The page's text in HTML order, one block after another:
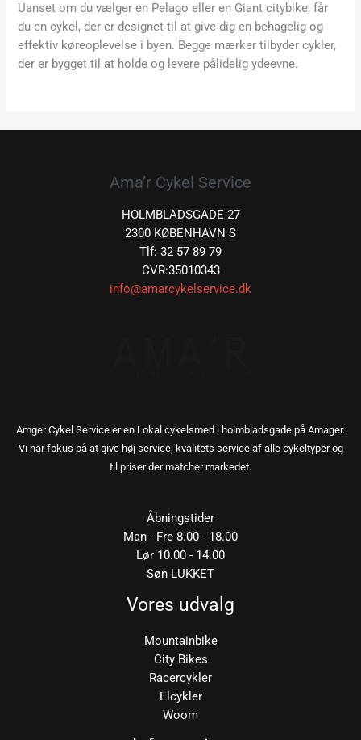
Uanset om du vælger en Pelago eller en Giant citybike, får
du en cykel, der er designet til at give dig en behagelig og
effektiv køreoplevelse i byen. Begge mærker tilbyder cykler,
der er bygget til at holde og levere pålidelig ydeevne.
Ama’r Cykel Service
HOLMBLADSGADE 27
2300 KØBENHAVN S
Tlf: 32 57 89 79
CVR:35010343
info@amarcykelservice.dk
Amger Cykel Service er en Lokal cykelsmed i holmbladsgade på Amager.
Vi har fokus på at give høj service, kvalitets service af alle cykeltyper og
til priser der matcher markedet.
Åbningstider
Man - Fre 8.00 - 18.00
Lør 10.00 - 14.00
Søn LUKKET
Vores udvalg
Mountainbike
City Bikes
Racercykler
Elcykler
Woom